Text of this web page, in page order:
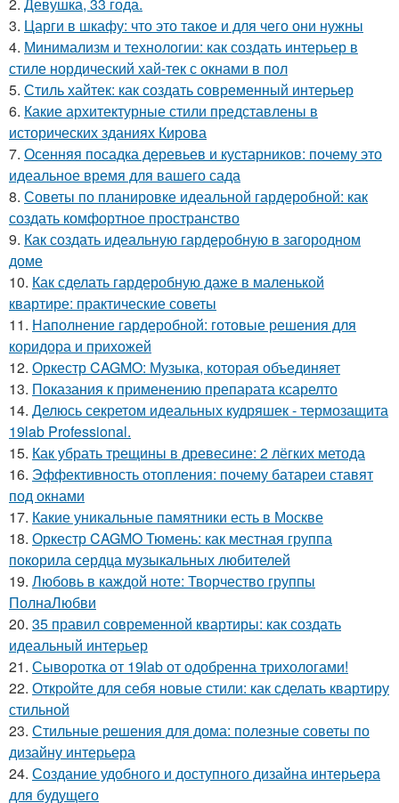
3. Царги в шкафу: что это такое и для чего они нужны
4. Минимализм и технологии: как создать интерьер в
стиле нордический хай-тек с окнами в пол
5. Стиль хайтек: как создать современный интерьер
6. Какие архитектурные стили представлены в
исторических зданиях Кирова
7. Осенняя посадка деревьев и кустарников: почему это
идеальное время для вашего сада
8. Советы по планировке идеальной гардеробной: как
создать комфортное пространство
9. Как создать идеальную гардеробную в загородном
доме
10. Как сделать гардеробную даже в маленькой
квартире: практические советы
11. Наполнение гардеробной: готовые решения для
коридора и прихожей
12. Оркестр CAGMO: Музыка, которая объединяет
13. Показания к применению препарата ксарелто
14. Делюсь секретом идеальных кудряшек - термозащита
19lab Professional.
15. Как убрать трещины в древесине: 2 лёгких метода
16. Эффективность отопления: почему батареи ставят
под окнами
17. Какие уникальные памятники есть в Москве
18. Оркестр CAGMO Тюмень: как местная группа
покорила сердца музыкальных любителей
19. Любовь в каждой ноте: Творчество группы
ПолнаЛюбви
20. 35 правил современной квартиры: как создать
идеальный интерьер
21. Сыворотка от 19lab от одобренна трихологами!
22. Откройте для себя новые стили: как сделать квартиру
стильной
23. Стильные решения для дома: полезные советы по
дизайну интерьера
24. Создание удобного и доступного дизайна интерьера
для будущего